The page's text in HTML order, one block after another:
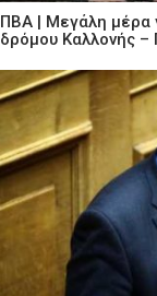
ΠΒΑ | Μεγάλη μέρα
δρόμου Καλλονής